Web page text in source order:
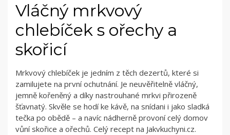
Vláčný mrkvový
chlebíček s ořechy a
skořicí
Mrkvový chlebíček je jedním z těch dezertů, které si
zamilujete na první ochutnání. Je neuvěřitelně vláčný,
jemně kořeněný a díky nastrouhané mrkvi přirozeně
šťavnatý. Skvěle se hodí ke kávě, na snídani i jako sladká
tečka po obědě – a navíc nádherně provoní celý domov
vůní skořice a ořechů. Celý recept na Jakvkuchyni.cz.